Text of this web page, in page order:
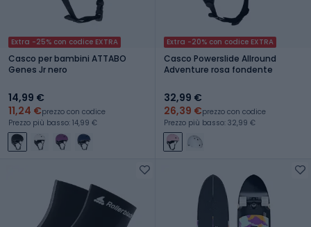
Extra -25% con codice EXTRA
Casco per bambini ATTABO
Genes Jr nero
14,99 €
11,24 €prezzo con codice
Prezzo più basso: 14,99 €
Extra -20% con codice EXTRA
Casco Powerslide Allround
Adventure rosa fondente
32,99 €
26,39 €prezzo con codice
Prezzo più basso: 32,99 €